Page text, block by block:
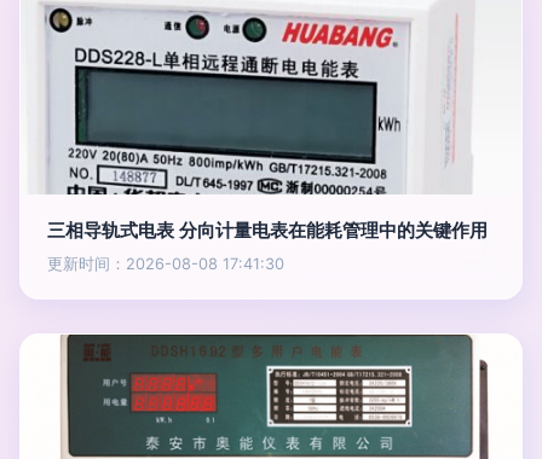
三相导轨式电表 分向计量电表在能耗管理中的关键作用
更新时间：2026-08-08 17:41:30